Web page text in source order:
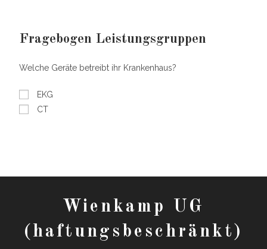
Fragebogen Leistungsgruppen
Welche Geräte betreibt ihr Krankenhaus?
EKG
CT
Wienkamp UG
(haftungsbeschränkt)